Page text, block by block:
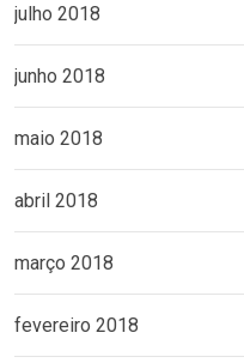
julho 2018
junho 2018
maio 2018
abril 2018
março 2018
fevereiro 2018